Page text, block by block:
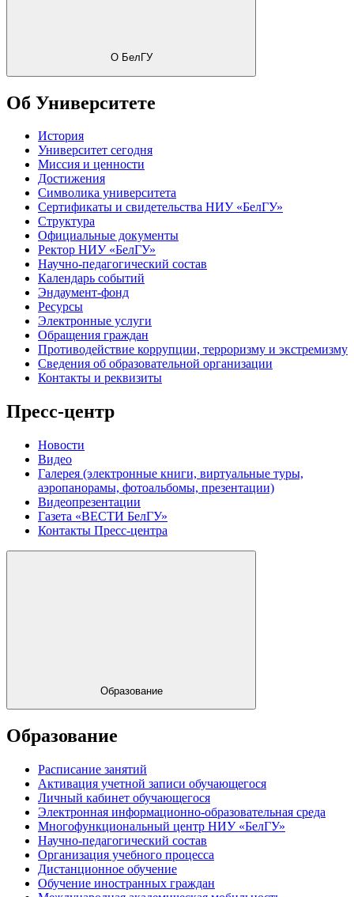
О БелГУ
Об Университете
История
Университет сегодня
Миссия и ценности
Достижения
Символика университета
Сертификаты и свидетельства НИУ «БелГУ»
Структура
Официальные документы
Ректор НИУ «БелГУ»
Научно-педагогический состав
Календарь событий
Эндаумент-фонд
Ресурсы
Электронные услуги
Обращения граждан
Противодействие коррупции, терроризму и экстремизму
Сведения об образовательной организации
Контакты и реквизиты
Пресс-центр
Новости
Видео
Галерея (электронные книги, виртуальные туры,
аэропанорамы, фотоальбомы, презентации)
Видеопрезентации
Газета «ВЕСТИ БелГУ»
Контакты Пресс-центра
Образование
Образование
Расписание занятий
Активация учетной записи обучающегося
Личный кабинет обучающегося
Электронная информационно-образовательная среда
Многофункциональный центр НИУ «БелГУ»
Научно-педагогический состав
Организация учебного процесса
Дистанционное обучение
Обучение иностранных граждан